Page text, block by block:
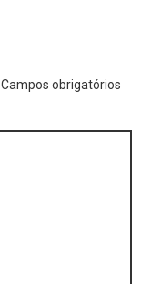
Campos obrigatórios